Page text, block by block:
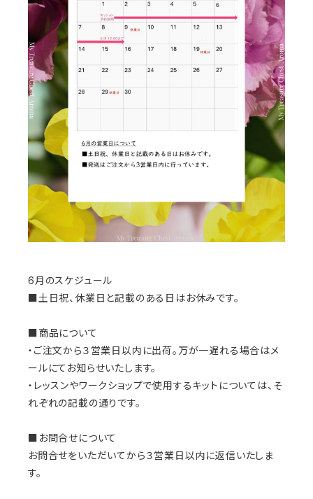
6月のスケジュール
■土日祝、休業日と記載のある日はお休みです。
■商品について
・ご注文から３営業日以内に出荷。万が一遅れる場合はメ
ールにてお知らせいたします。
・レッスンやワークショップで使用するキットについては、そ
れぞれの記載の通りです。
■お問合せについて
お問合せをいただいてから３営業日以内に返信いたしま
す。